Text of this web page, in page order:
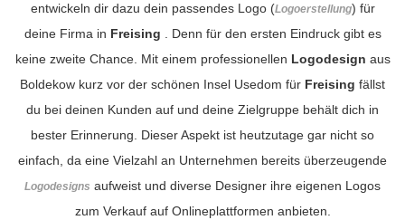
entwickeln dir dazu dein passendes Logo (Logoerstellung) für
deine Firma in Freising . Denn für den ersten Eindruck gibt es
keine zweite Chance. Mit einem professionellen Logodesign aus
Boldekow kurz vor der schönen Insel Usedom für Freising fällst
du bei deinen Kunden auf und deine Zielgruppe behält dich in
bester Erinnerung. Dieser Aspekt ist heutzutage gar nicht so
einfach, da eine Vielzahl an Unternehmen bereits überzeugende
Logodesigns aufweist und diverse Designer ihre eigenen Logos
zum Verkauf auf Onlineplattformen anbieten.